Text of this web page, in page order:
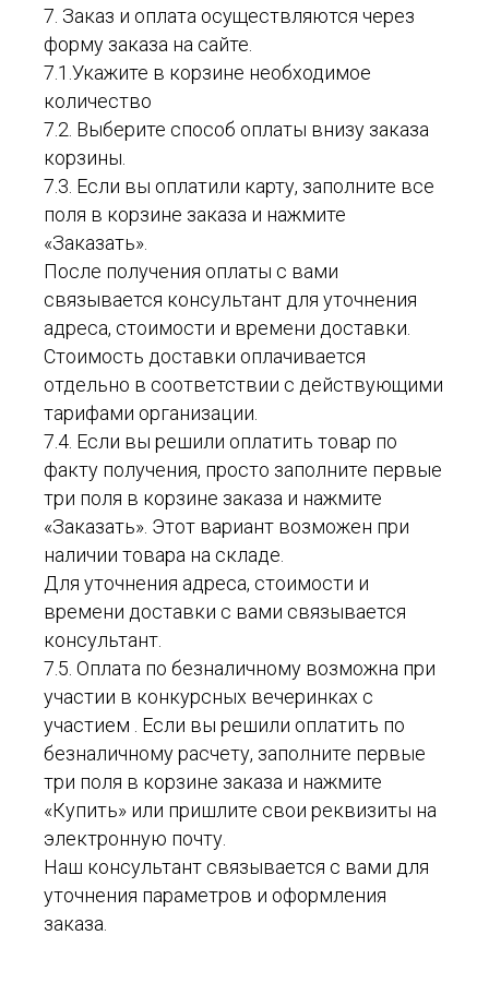
7. Заказ и оплата осуществляются через
форму заказа на сайте.
7.1.Укажите в корзине необходимое
количество
7.2. Выберите способ оплаты внизу заказа
корзины.
7.3. Если вы оплатили карту, заполните все
поля в корзине заказа и нажмите
«Заказать».
После получения оплаты с вами
связывается консультант для уточнения
адреса, стоимости и времени доставки.
Стоимость доставки оплачивается
отдельно в соответствии с действующими
тарифами организации.
7.4. Если вы решили оплатить товар по
факту получения, просто заполните первые
три поля в корзине заказа и нажмите
«Заказать». Этот вариант возможен при
наличии товара на складе.
Для уточнения адреса, стоимости и
времени доставки с вами связывается
консультант.
7.5. Оплата по безналичному возможна при
участии в конкурсных вечеринках с
участием . Если вы решили оплатить по
безналичному расчету, заполните первые
три поля в корзине заказа и нажмите
«Купить» или пришлите свои реквизиты на
электронную почту.
Наш консультант связывается с вами для
уточнения параметров и оформления
заказа.